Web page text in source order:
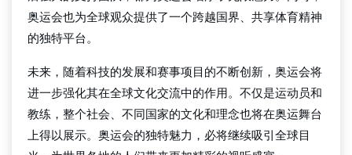
奥运会也为全球观众提供了一个跨越国界、共享体育精神
的独特平台。
未来，随着科技的发展和赛事项目的不断创新，奥运会将
进一步强化其在全球文化交流中的作用。不仅是运动员和
教练，整个社会、不同国家的文化和理念也将在奥运舞台
上得以展示。奥运会的独特魅力，必将继续吸引全球目